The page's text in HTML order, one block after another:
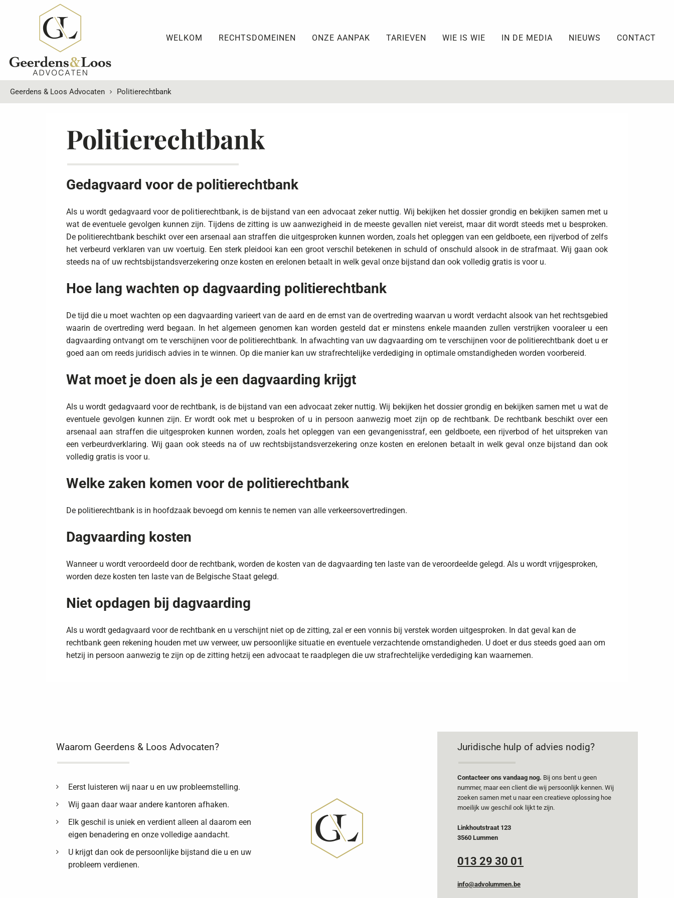
WELKOM RECHTSDOMEINEN ONZE AANPAK TARIEVEN WIE IS WIE IN DE MEDIA NIEUWS CONTACT
Geerdens & Loos Advocaten Politierechtbank
Politierechtbank
Gedagvaard voor de politierechtbank
Als u wordt gedagvaard voor de politierechtbank, is de bijstand van een advocaat zeker nuttig. Wij bekijken het dossier grondig en bekijken samen met u
wat de eventuele gevolgen kunnen zijn. Tijdens de zitting is uw aanwezigheid in de meeste gevallen niet vereist, maar dit wordt steeds met u besproken.
De politierechtbank beschikt over een arsenaal aan straffen die uitgesproken kunnen worden, zoals het opleggen van een geldboete, een rijverbod of zelfs
het verbeurd verklaren van uw voertuig. Een sterk pleidooi kan een groot verschil betekenen in schuld of onschuld alsook in de strafmaat. Wij gaan ook
steeds na of uw rechtsbijstandsverzekering onze kosten en erelonen betaalt in welk geval onze bijstand dan ook volledig gratis is voor u.
Hoe lang wachten op dagvaarding politierechtbank
De tijd die u moet wachten op een dagvaarding varieert van de aard en de ernst van de overtreding waarvan u wordt verdacht alsook van het rechtsgebied
waarin de overtreding werd begaan. In het algemeen genomen kan worden gesteld dat er minstens enkele maanden zullen verstrijken vooraleer u een
dagvaarding ontvangt om te verschijnen voor de politierechtbank. In afwachting van uw dagvaarding om te verschijnen voor de politierechtbank doet u er
goed aan om reeds juridisch advies in te winnen. Op die manier kan uw strafrechtelijke verdediging in optimale omstandigheden worden voorbereid.
Wat moet je doen als je een dagvaarding krijgt
Als u wordt gedagvaard voor de rechtbank, is de bijstand van een advocaat zeker nuttig. Wij bekijken het dossier grondig en bekijken samen met u wat de
eventuele gevolgen kunnen zijn. Er wordt ook met u besproken of u in persoon aanwezig moet zijn op de rechtbank. De rechtbank beschikt over een
arsenaal aan straffen die uitgesproken kunnen worden, zoals het opleggen van een gevangenisstraf, een geldboete, een rijverbod of het uitspreken van
een verbeurdverklaring. Wij gaan ook steeds na of uw rechtsbijstandsverzekering onze kosten en erelonen betaalt in welk geval onze bijstand dan ook
volledig gratis is voor u.
Welke zaken komen voor de politierechtbank
De politierechtbank is in hoofdzaak bevoegd om kennis te nemen van alle verkeersovertredingen.
Dagvaarding kosten
Wanneer u wordt veroordeeld door de rechtbank, worden de kosten van de dagvaarding ten laste van de veroordeelde gelegd. Als u wordt vrijgesproken,
worden deze kosten ten laste van de Belgische Staat gelegd.
Niet opdagen bij dagvaarding
Als u wordt gedagvaard voor de rechtbank en u verschijnt niet op de zitting, zal er een vonnis bij verstek worden uitgesproken. In dat geval kan de
rechtbank geen rekening houden met uw verweer, uw persoonlijke situatie en eventuele verzachtende omstandigheden. U doet er dus steeds goed aan om
hetzij in persoon aanwezig te zijn op de zitting hetzij een advocaat te raadplegen die uw strafrechtelijke verdediging kan waarnemen.
Waarom Geerdens & Loos Advocaten?
Eerst luisteren wij naar u en uw probleemstelling.
Wij gaan daar waar andere kantoren afhaken.
Elk geschil is uniek en verdient alleen al daarom een
eigen benadering en onze volledige aandacht.
U krijgt dan ook de persoonlijke bijstand die u en uw
probleem verdienen.
Juridische hulp of advies nodig?
Contacteer ons vandaag nog. Bij ons bent u geen
nummer, maar een client die wij persoonlijk kennen. Wij
zoeken samen met u naar een creatieve oplossing hoe
moeilijk uw geschil ook lijkt te zijn.
Linkhoutstraat 123
3560 Lummen
013 29 30 01
info@advolummen.be